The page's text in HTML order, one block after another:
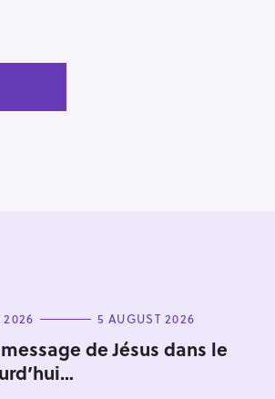
2026 5 AUGUST 2026
de Jésus dans le